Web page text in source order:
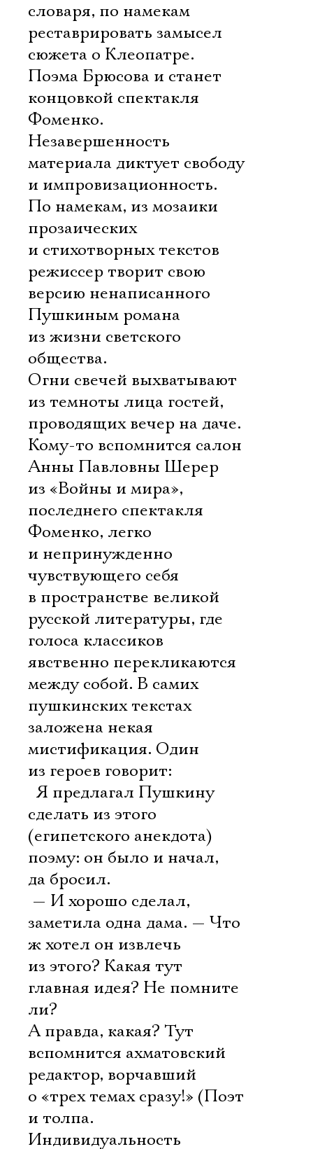
словаря, по намекам
реставрировать замысел
сюжета о Клеопатре.
Поэма Брюсова и станет
концовкой спектакля
Фоменко.
Незавершенность
материала диктует свободу
и импровизационность.
По намекам, из мозаики
прозаических
и стихотворных текстов
режиссер творит свою
версию ненаписанного
Пушкиным романа
из жизни светского
общества.
Огни свечей выхватывают
из темноты лица гостей,
проводящих вечер на даче.
Кому-то вспомнится салон
Анны Павловны Шерер
из «Войны и мира»,
последнего спектакля
Фоменко, легко
и непринужденно
чувствующего себя
в пространстве великой
русской литературы, где
голоса классиков
явственно перекликаются
между собой. В самих
пушкинских текстах
заложена некая
мистификация. Один
из героев говорит:
 Я предлагал Пушкину
сделать из этого
(египетского анекдота)
поэму: он было и начал,
да бросил.
— И хорошо сделал, 
заметила одна дама. — Что
ж хотел он извлечь
из этого? Какая тут
главная идея? Не помните
ли?
А правда, какая? Тут
вспомнится ахматовский
редактор, ворчавший
о «трех темах сразу!» (Поэт
и толпа.
Индивидуальность